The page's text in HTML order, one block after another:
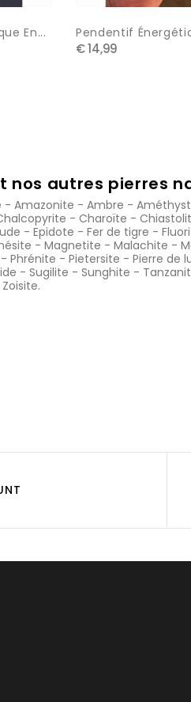
En... Pendentif
€ 14,99
nos autres pierres
- Amazonite - Ambre -
- Charoïte -
- Epidote - Fer de tigre -
- Magnetite - Malachite -
- Phrénite - Pietersite - Pierre de
- Sugilite - Sunghite -
Zoisite.